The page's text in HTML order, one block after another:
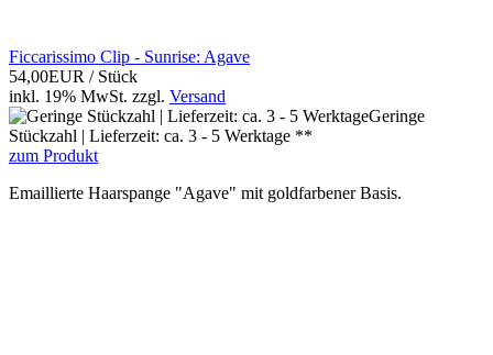
Ficcarissimo Clip - Sunrise: Agave
54,00EUR / Stück
inkl. 19% MwSt. zzgl. Versand
Geringe
Stückzahl | Lieferzeit: ca. 3 - 5 Werktage **
zum Produkt
Emaillierte Haarspange "Agave" mit goldfarbener Basis.